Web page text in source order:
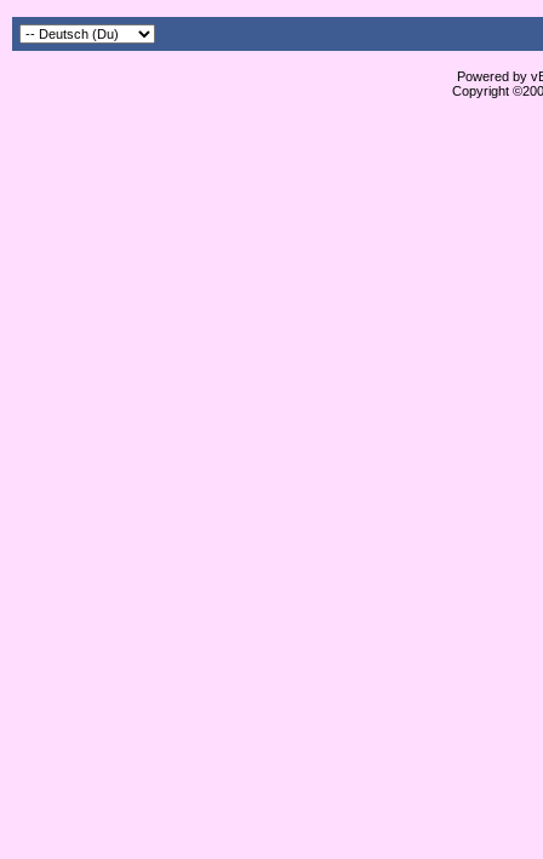
Powered by
Copyright